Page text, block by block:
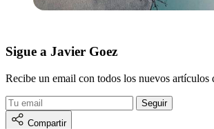
Sigue a Javier Goez
Recibe un email con todos los nuevos artículos
Compartir